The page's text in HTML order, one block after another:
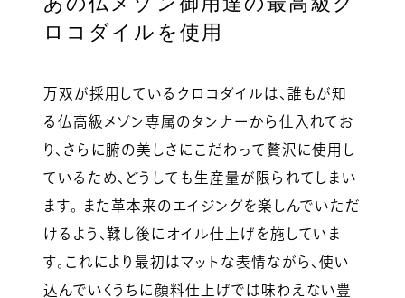
ロコダイルを使用
万双が採用しているクロコダイルは、誰もが知
る仏高級メゾン専属のタンナーから仕入れてお
り、さらに腑の美しさにこだわって贅沢に使用し
ているため、どうしても生産量が限られてしまい
ます。 また革本来のエイジングを楽しんでいただ
けるよう、鞣し後にオイル仕上げを施していま
す。これにより最初はマットな表情ながら、使い
込んでいくうちに顔料仕上げでは味わえない豊